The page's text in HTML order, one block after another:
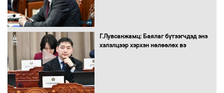
Г.Лувсанжамц: Баялаг бүтээгчдэд энэ
хэлэлцээр хэрхэн нөлөөлөх вэ